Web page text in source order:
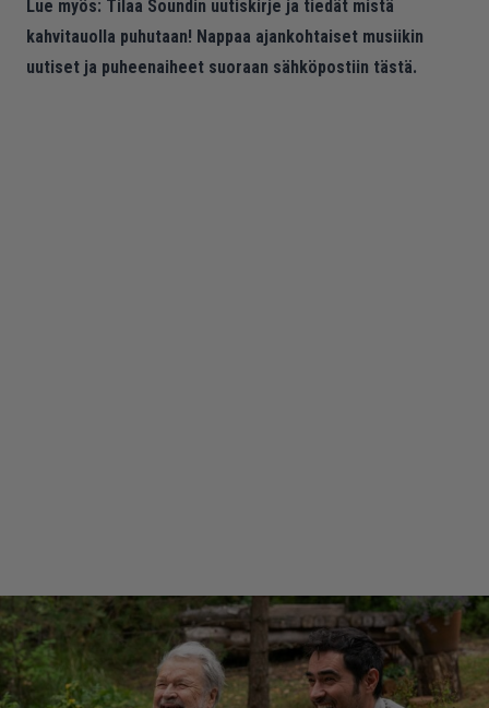
Lue myös: Tilaa Soundin uutiskirje ja tiedät mistä
kahvitauolla puhutaan! Nappaa ajankohtaiset musiikin
uutiset ja puheenaiheet suoraan sähköpostiin tästä.